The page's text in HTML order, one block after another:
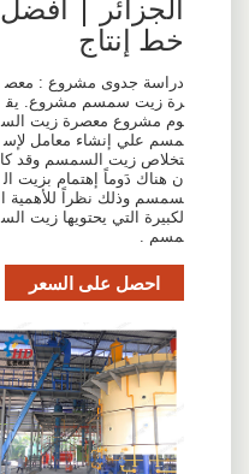
الجزائر | أفضل
خط إنتاج
دراسة جدوى مشروع : معص
رة زيت سمسم مشروع. يق
وم مشروع معصرة زيت الس
مسم علي إنشاء معامل لإس
تخلاص زيت السمسم وقد كا
ن هناك دَوماً إهتمام بزيت ال
سمسم وذلك نظراً للأهمية ا
لكبيرة التي يحتويها زيت الس
مسم .
احصل على السعر